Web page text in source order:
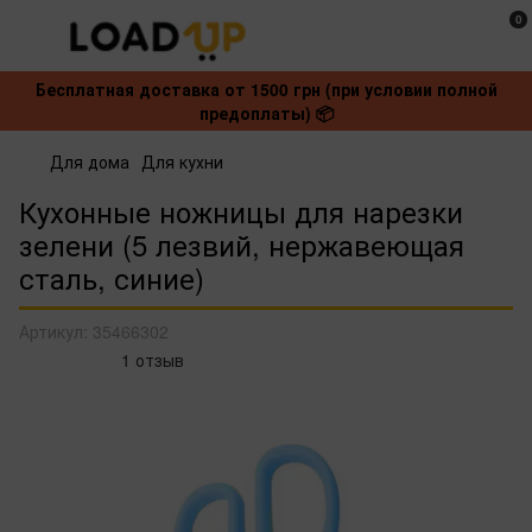
0
Бесплатная доставка от 1500 грн (при условии полной
предоплаты) 📦
Для дома Для кухни
Кухонные ножницы для нарезки
зелени (5 лезвий, нержавеющая
сталь, синие)
Артикул: 35466302
1 отзыв